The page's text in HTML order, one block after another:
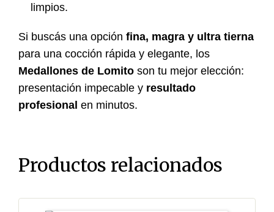
limpios.
Si buscás una opción fina, magra y ultra tierna
para una cocción rápida y elegante, los
Medallones de Lomito son tu mejor elección:
presentación impecable y resultado
profesional en minutos.
Productos relacionados